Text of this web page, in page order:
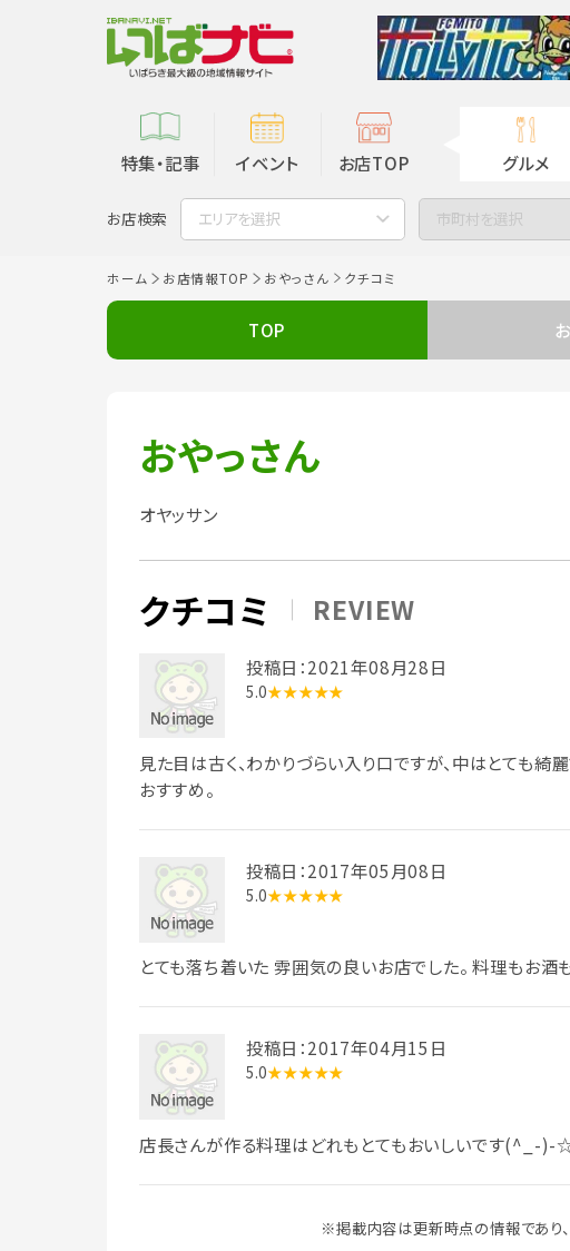
特集・記事 イベント お店TOP グルメ
お店検索 エリアを選択 市町村を選択
ホーム お店情報TOP おやっさん クチコミ
TOP
おやっさん
オヤッサン
クチコミ REVIEW
投稿日：2021年08月28日
5.0★★★★★
見た目は古く、わかりづらい入り口ですが、中はとても
おすすめ。
投稿日：2017年05月08日
5.0★★★★★
とても落ち着いた 雰囲気の良いお店でした。 料理もお酒
投稿日：2017年04月15日
5.0★★★★★
店長さんが作る料理はどれもとてもおいしいです(^_-)-☆
※掲載内容は更新時点の情報であり